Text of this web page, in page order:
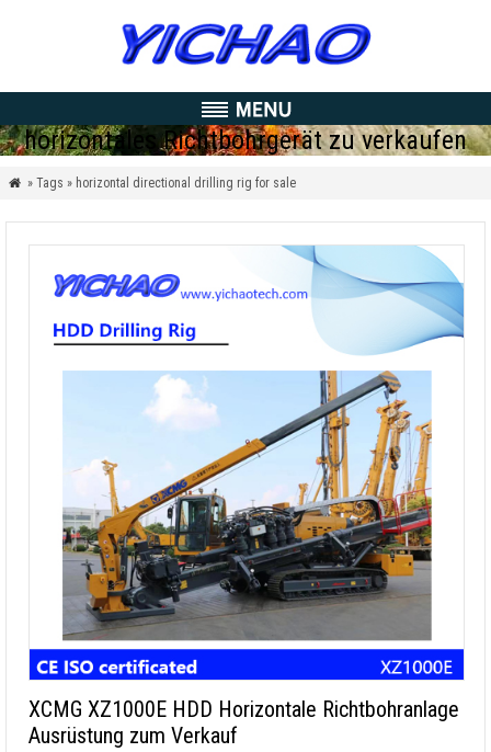
horizontales Richtbohrgerät zu verkaufen
 » Tags » horizontal directional drilling rig for sale
XCMG XZ1000E HDD Horizontale Richtbohranlage
Ausrüstung zum Verkauf